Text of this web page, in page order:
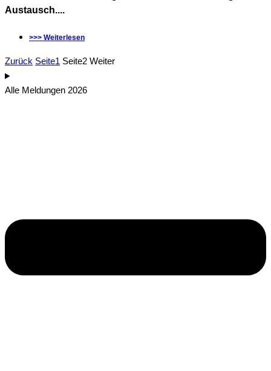
Austausch....
>>> Weiterlesen
Zurück Seite1 Seite2 Weiter
Alle Meldungen 2026